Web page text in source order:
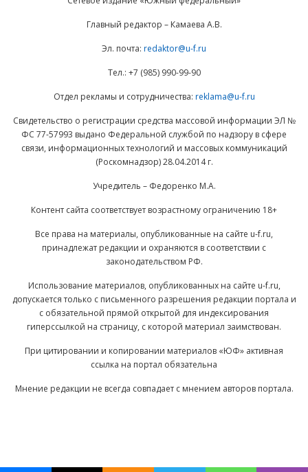
Главный редактор – Камаева А.В.
Эл. почта: redaktor@u-f.ru
Тел.: +7 (985) 990-99-90
Отдел рекламы и сотрудничества: reklama@u-f.ru
Свидетельство о регистрации средства массовой информации ЭЛ №
ФС 77-57993 выдано Федеральной службой по надзору в сфере
связи, информационных технологий и массовых коммуникаций
(Роскомнадзор) 28.04.2014 г.
Учредитель – Федоренко М.А.
Контент сайта соответствует возрастному ограничению 18+
Все права на материалы, опубликованные на сайте u-f.ru,
принадлежат редакции и охраняются в соответствии с
законодательством РФ.
Использование материалов, опубликованных на сайте u-f.ru,
допускается только с письменного разрешения редакции портала и
с обязательной прямой открытой для индексирования
гиперссылкой на страницу, с которой материал заимствован.
При цитировании и копировании материалов «ЮФ» активная
ссылка на портал обязательна
Мнение редакции не всегда совпадает с мнением авторов портала.